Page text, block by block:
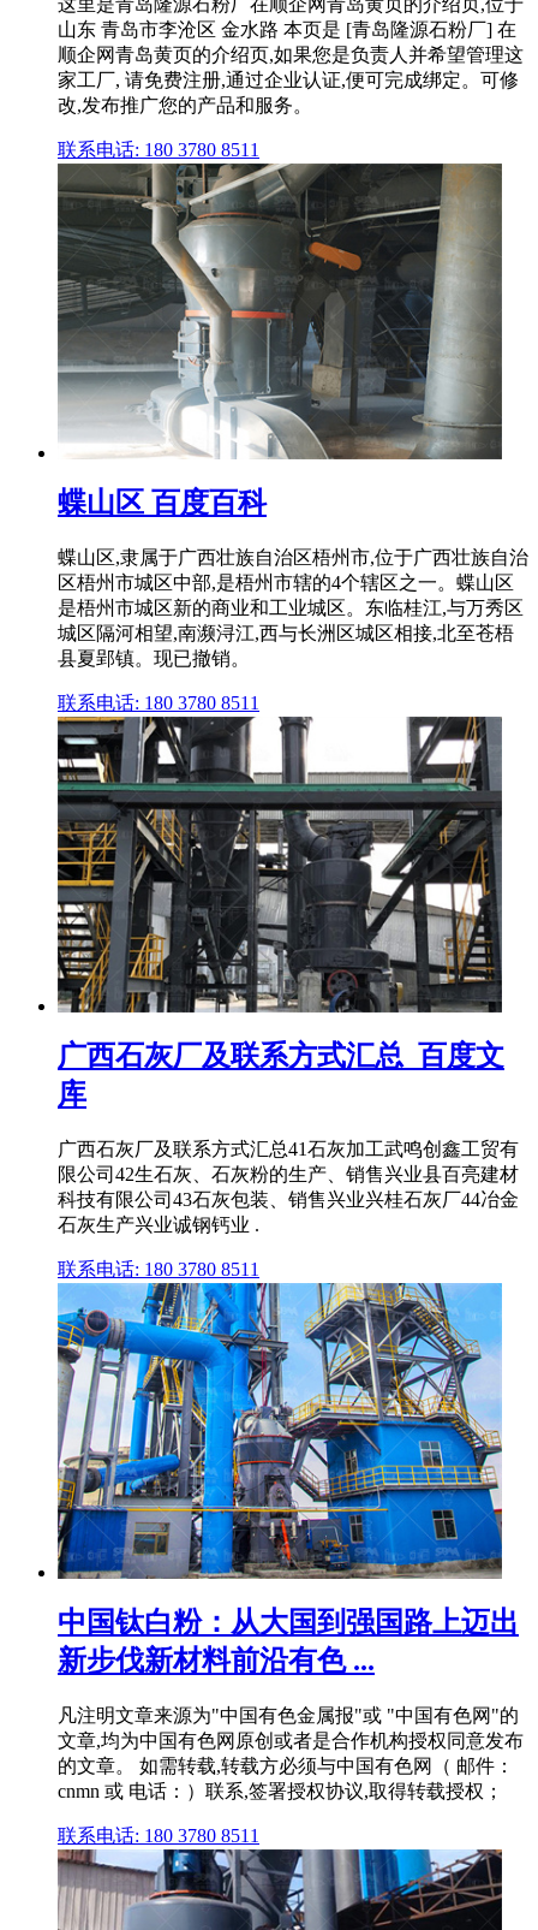
这里是青岛隆源石粉厂在顺企网青岛黄页的介绍页,位于
山东 青岛市李沧区 金水路 本页是 [青岛隆源石粉厂] 在
顺企网青岛黄页的介绍页,如果您是负责人并希望管理这
家工厂, 请免费注册,通过企业认证,便可完成绑定。可修
改,发布推广您的产品和服务。
联系电话: 180 3780 8511
蝶山区 百度百科
蝶山区,隶属于广西壮族自治区梧州市,位于广西壮族自治
区梧州市城区中部,是梧州市辖的4个辖区之一。蝶山区
是梧州市城区新的商业和工业城区。东临桂江,与万秀区
城区隔河相望,南濒浔江,西与长洲区城区相接,北至苍梧
县夏郢镇。现已撤销。
联系电话: 180 3780 8511
广西石灰厂及联系方式汇总_百度文
库
广西石灰厂及联系方式汇总41石灰加工武鸣创鑫工贸有
限公司42生石灰、石灰粉的生产、销售兴业县百亮建材
科技有限公司43石灰包装、销售兴业兴桂石灰厂44冶金
石灰生产兴业诚钢钙业 .
联系电话: 180 3780 8511
中国钛白粉：从大国到强国路上迈出
新步伐新材料前沿有色 ...
凡注明文章来源为"中国有色金属报"或 "中国有色网"的
文章,均为中国有色网原创或者是合作机构授权同意发布
的文章。 如需转载,转载方必须与中国有色网（ 邮件：
cnmn 或 电话：）联系,签署授权协议,取得转载授权；
联系电话: 180 3780 8511